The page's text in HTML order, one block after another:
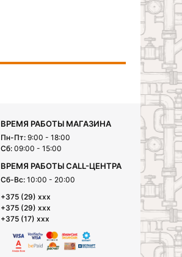
ВРЕМЯ РАБОТЫ МАГАЗИНА
Пн-Пт: 9:00 - 18:00
Сб: 09:00 - 15:00
ВРЕМЯ РАБОТЫ CALL-ЦЕНТРА
Сб-Вс: 10:00 - 20:00
+375 (29) xxx
+375 (29) xxx
+375 (17) xxx